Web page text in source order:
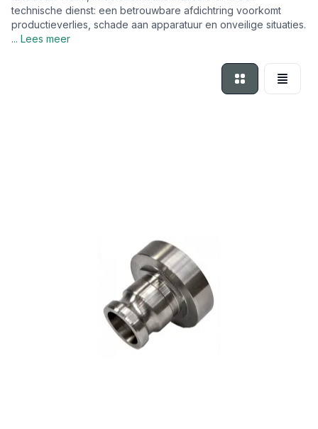
technische dienst: een betrouwbare afdichtring voorkomt
productieverlies, schade aan apparatuur en onveilige situaties.
... Lees meer
Foto-tabelLijst